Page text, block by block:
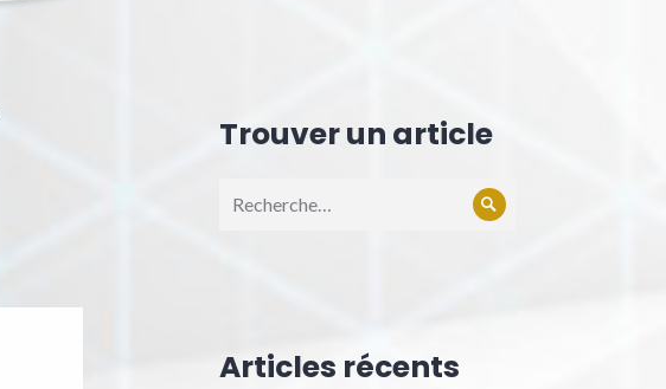
Trouver un article
pour :
Rechercher
Articles récents